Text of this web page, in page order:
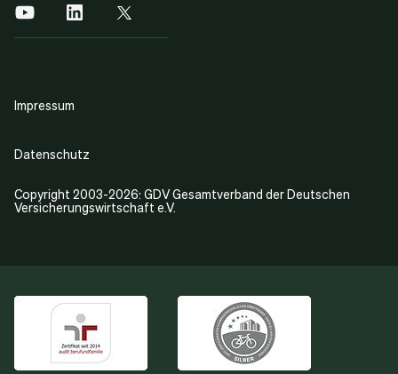
Copyright 2003-2026: GDV Gesamtverband der Deutschen
Versicherungswirtschaft e.V.
Impressum
Datenschutz